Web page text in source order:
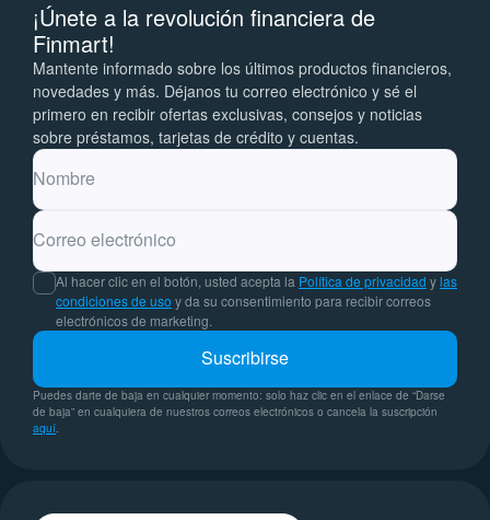
¡Únete a la revolución financiera de
Finmart!
Mantente informado sobre los últimos productos financieros,
novedades y más. Déjanos tu correo electrónico y sé el
primero en recibir ofertas exclusivas, consejos y noticias
sobre préstamos, tarjetas de crédito y cuentas.
Nombre
Correo electrónico
Al hacer clic en el botón, usted acepta la Política de privacidad ylas
condiciones de uso y da su consentimiento para recibir correos
electrónicos de marketing.
Suscribirse
Puedes darte de baja en cualquier momento: solo haz clic en el enlace de “Darse
de baja” en cualquiera de nuestros correos electrónicos o cancela la suscripción
aquí.